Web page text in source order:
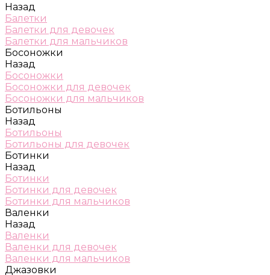
Назад
Балетки
Балетки для девочек
Балетки для мальчиков
Босоножки
Назад
Босоножки
Босоножки для девочек
Босоножки для мальчиков
Ботильоны
Назад
Ботильоны
Ботильоны для девочек
Ботинки
Назад
Ботинки
Ботинки для девочек
Ботинки для мальчиков
Валенки
Назад
Валенки
Валенки для девочек
Валенки для мальчиков
Джазовки